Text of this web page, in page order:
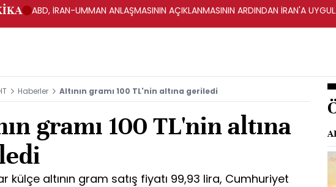
ABD, İRAN-UMMAN ANLAŞMASININ AÇIKLANMASININ ARDINDAN İRAN'A
Haberler Altının gramı 100 TL'nin altına geriledi
gramı 100 TL'nin altına
külçe altının gram satış fiyatı 99,93 lira, Cumhuriyet